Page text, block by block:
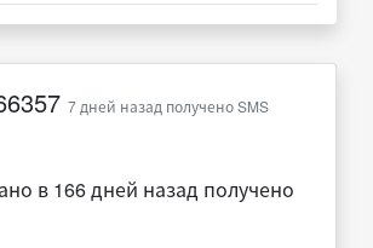
7 дней назад получено SMS
в 166 дней назад получено